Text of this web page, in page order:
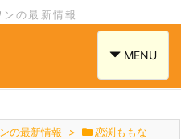
の最新情報
navigation
MENU
の最新情報 > 恋渕ももな